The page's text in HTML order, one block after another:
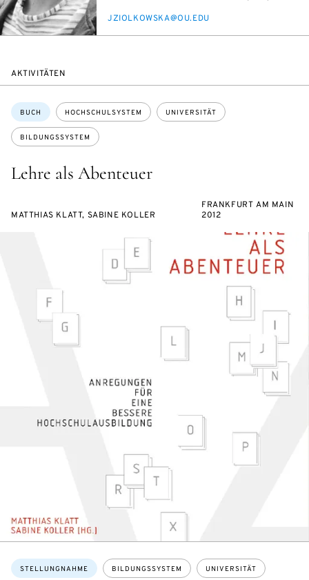
E-
JZIO­L­KOW­S­KA@OU.EDU
AKTIVITÄTEN
Lehre als Abenteuer
Themen:
BUCH HOCHSCHULSYSTEM UNIVERSITÄT
BILDUNGSSYSTEM
MATTHIAS KLATT, SABINE KOLLER
FRANKFURT AM MAIN
2012
Themen:
STELLUNGNAHME BILDUNGSSYSTEM UNIVERSITÄT